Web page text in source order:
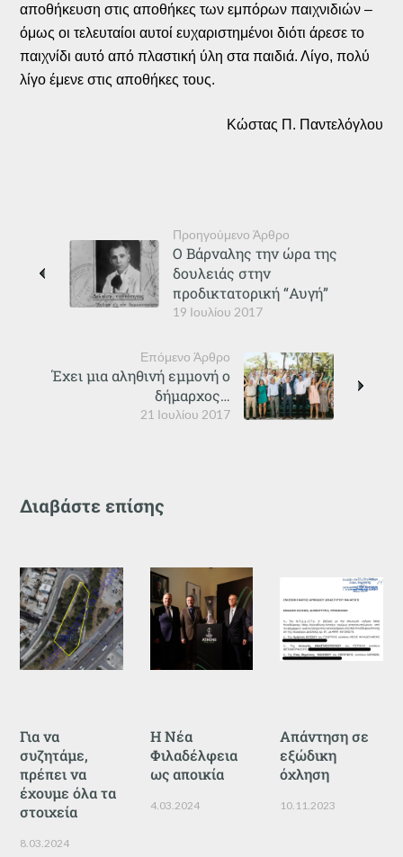
αποθήκευση στις αποθήκες των εμπόρων παιχνιδιών –
όμως οι τελευταίοι αυτοί ευχαριστημένοι διότι άρεσε το
παιχνίδι αυτό από πλαστική ύλη στα παιδιά. Λίγο, πολύ
λίγο έμενε στις αποθήκες τους.
Κώστας Π. Παντελόγλου
Προηγούμενο Άρθρο
19 Ιουλίου 2017
Ο Βάρναλης την ώρα της
δουλειάς στην
προδικτατορική “Αυγή”
Επόμενο Άρθρο
21 Ιουλίου 2017
Έχει μια αληθινή εμμονή ο
δήμαρχος…
Διαβάστε επίσης
Για να
συζητάμε,
πρέπει να
έχουμε όλα τα
στοιχεία
8.03.2024
Η Νέα
Φιλαδέλφεια
ως αποικία
4.03.2024
Απάντηση σε
εξώδικη
όχληση
10.11.2023